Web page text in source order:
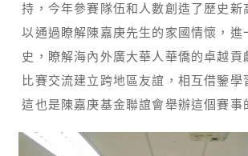
持，今年參賽隊伍和人數創造了歷史新
以通過瞭解陳嘉庚先生的家國情懷，進
史，瞭解海內外廣大華人華僑的卓越貢
比賽交流建立跨地區友誼，相互借鑒學
這也是陳嘉庚基金聯誼會舉辦這個賽事